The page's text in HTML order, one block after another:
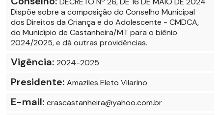
Dispõe sobre a composição do Conselho Municipal
dos Direitos da Criança e do Adolescente - CMDCA,
do Município de Castanheira/MT para o biênio
2024/2025, e dá outras providências.
Vigência: 2024-2025
Presidente: Amaziles Eleto Vilarino
E-mail: crascastanheira@yahoo.com.br